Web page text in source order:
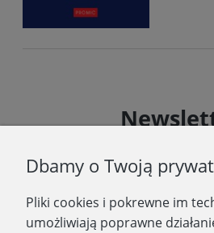
informacje o nowościach
Dbamy o Twoją
Pliki cookies i pokrewne im
umożliwiają poprawne